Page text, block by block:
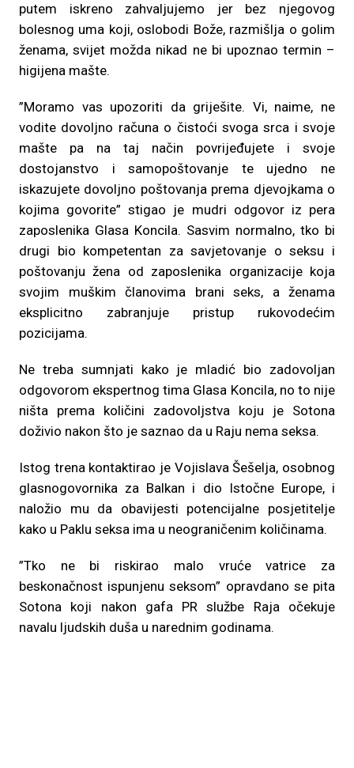
putem iskreno zahvaljujemo jer bez njegovog
bolesnog uma koji, oslobodi Bože, razmišlja o golim
ženama, svijet možda nikad ne bi upoznao termin –
higijena mašte.
”Moramo vas upozoriti da griješite. Vi, naime, ne
vodite dovoljno računa o čistoći svoga srca i svoje
mašte pa na taj način povrijeđujete i svoje
dostojanstvo i samopoštovanje te ujedno ne
iskazujete dovoljno poštovanja prema djevojkama o
kojima govorite” stigao je mudri odgovor iz pera
zaposlenika Glasa Koncila. Sasvim normalno, tko bi
drugi bio kompetentan za savjetovanje o seksu i
poštovanju žena od zaposlenika organizacije koja
svojim muškim članovima brani seks, a ženama
eksplicitno zabranjuje pristup rukovodećim
pozicijama.
Ne treba sumnjati kako je mladić bio zadovoljan
odgovorom ekspertnog tima Glasa Koncila, no to nije
ništa prema količini zadovoljstva koju je Sotona
doživio nakon što je saznao da u Raju nema seksa.
Istog trena kontaktirao je Vojislava Šešelja, osobnog
glasnogovornika za Balkan i dio Istočne Europe, i
naložio mu da obavijesti potencijalne posjetitelje
kako u Paklu seksa ima u neograničenim količinama.
”Tko ne bi riskirao malo vruće vatrice za
beskonačnost ispunjenu seksom” opravdano se pita
Sotona koji nakon gafa PR službe Raja očekuje
navalu ljudskih duša u narednim godinama.